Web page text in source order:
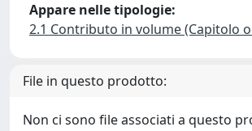
Appare nelle tipologie:
2.1 Contributo in volume (Capitolo
File in questo prodotto:
Non ci sono file associati a questo